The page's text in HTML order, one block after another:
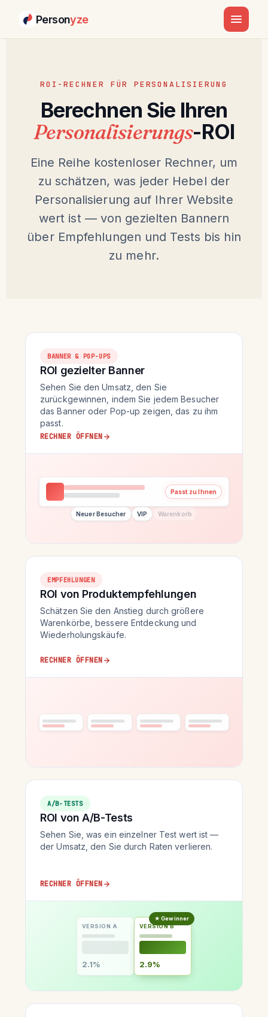
Personyze
ROI-RECHNER FÜR PERSONALISIERUNG
Berechnen Sie Ihren
Personalisierungs-ROI
Eine Reihe kostenloser Rechner, um
zu schätzen, was jeder Hebel der
Personalisierung auf Ihrer Website
wert ist — von gezielten Bannern
über Empfehlungen und Tests bis hin
zu mehr.
BANNER & POP-UPS
ROI gezielter Banner
Sehen Sie den Umsatz, den Sie
zurückgewinnen, indem Sie jedem Besucher
das Banner oder Pop-up zeigen, das zu ihm
passt.
RECHNER ÖFFNEN
Passt zu Ihnen
Neuer Besucher VIP Warenkorb
EMPFEHLUNGEN
ROI von Produktempfehlungen
Schätzen Sie den Anstieg durch größere
Warenkörbe, bessere Entdeckung und
Wiederholungskäufe.
RECHNER ÖFFNEN
A/B-TESTS
ROI von A/B-Tests
Sehen Sie, was ein einzelner Test wert ist —
der Umsatz, den Sie durch Raten verlieren.
RECHNER ÖFFNEN
VERSION A
2.1%
★ Gewinner
VERSION B
2.9%